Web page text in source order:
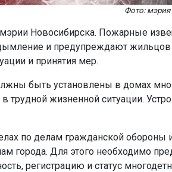
Фото:
Новосибирска. Пожарные
и предупреждают
и принятия мер.
быть установлены в домах
трудной жизненной ситуации.
по делам гражданской обороны
города. Для этого необходимо
регистрацию и статус